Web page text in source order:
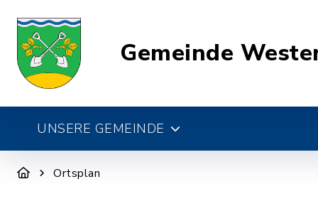
Gemeinde
UNSERE GEMEINDE
Ortsplan